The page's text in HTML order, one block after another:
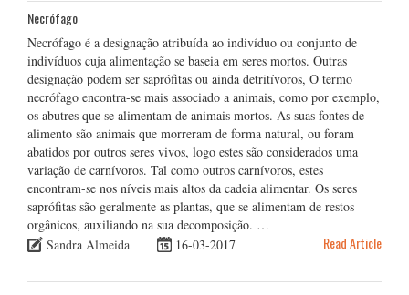
Necrófago
Necrófago é a designação atribuída ao indivíduo ou conjunto de
indivíduos cuja alimentação se baseia em seres mortos. Outras
designação podem ser saprófitas ou ainda detritívoros, O termo
necrófago encontra-se mais associado a animais, como por exemplo,
os abutres que se alimentam de animais mortos. As suas fontes de
alimento são animais que morreram de forma natural, ou foram
abatidos por outros seres vivos, logo estes são considerados uma
variação de carnívoros. Tal como outros carnívoros, estes
encontram-se nos níveis mais altos da cadeia alimentar. Os seres
saprófitas são geralmente as plantas, que se alimentam de restos
orgânicos, auxiliando na sua decomposição. …
Sandra Almeida
16-03-2017 Read Article